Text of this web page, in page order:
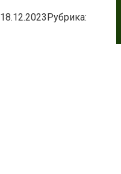
18.12.2023Рубрика: